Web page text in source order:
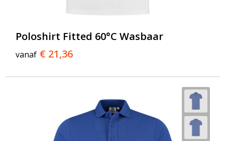
Poloshirt Fitted 60°C Wasbaar
vanaf € 21,36